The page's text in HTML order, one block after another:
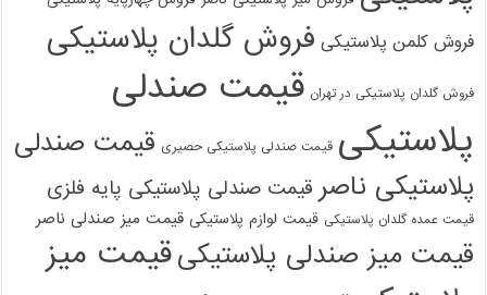
فروش کلمن پلاستیکی فروش گلدان پلاستیکی
فروش گلدان پلاستیکی در تهران قیمت صندلی
پلاستیکی قیمت صندلی پلاستیکی حصیری قیمت صندلی
پلاستیکی ناصر قیمت صندلی پلاستیکی پایه فلزی
قیمت عمده گلدان پلاستیکی قیمت لوازم پلاستیکی قیمت میز صندلی ناصر
قیمت میز صندلی پلاستیکیقیمت میز